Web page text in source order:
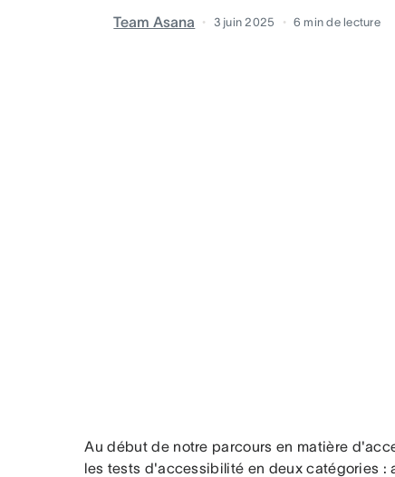
Team Asana 3 juin 2025 6 min de lecture
Au début de notre parcours en matière
les tests d'accessibilité en deux catégories :